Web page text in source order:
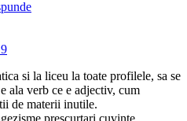
si la liceu la toate profilele, sa se
ala verb ce e adjectiv, cum
de materii inutile.
prescurtari cuvinte